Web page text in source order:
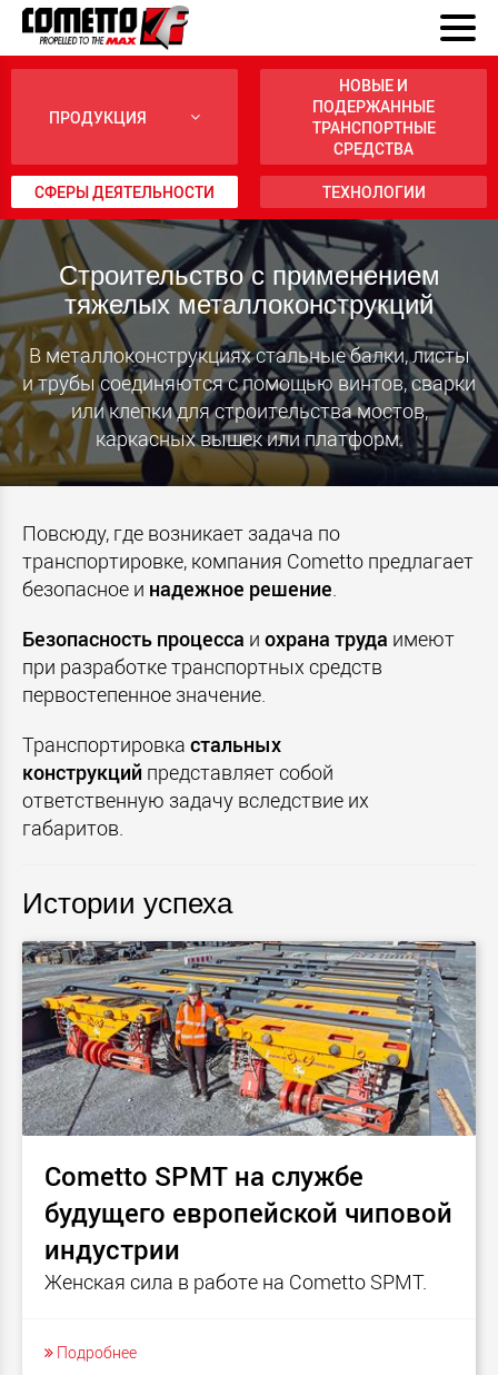
ПРОДУКЦИЯ
НОВЫЕ И
ПОДЕРЖАННЫЕ
ТРАНСПОРТНЫЕ
СРЕДСТВА
СФЕРЫ ДЕЯТЕЛЬНОСТИ ТЕХНОЛОГИИ
Строительство с применением
тяжелых металлоконструкций
В металлоконструкциях стальные балки, листы
и трубы соединяются с помощью винтов, сварки
или клепки для строительства мостов,
каркасных вышек или платформ.
Повсюду, где возникает задача по
транспортировке, компания Cometto предлагает
безопасное и надежное решение.
Безопасность процесса и охрана труда имеют
при разработке транспортных средств
первостепенное значение.
Транспортировка стальных
конструкций представляет собой
ответственную задачу вследствие их
габаритов.
Истории успеха
Cometto SPMT на службе
будущего европейской чиповой
индустрии
Женская сила в работе на Cometto SPMT.
Подробнее